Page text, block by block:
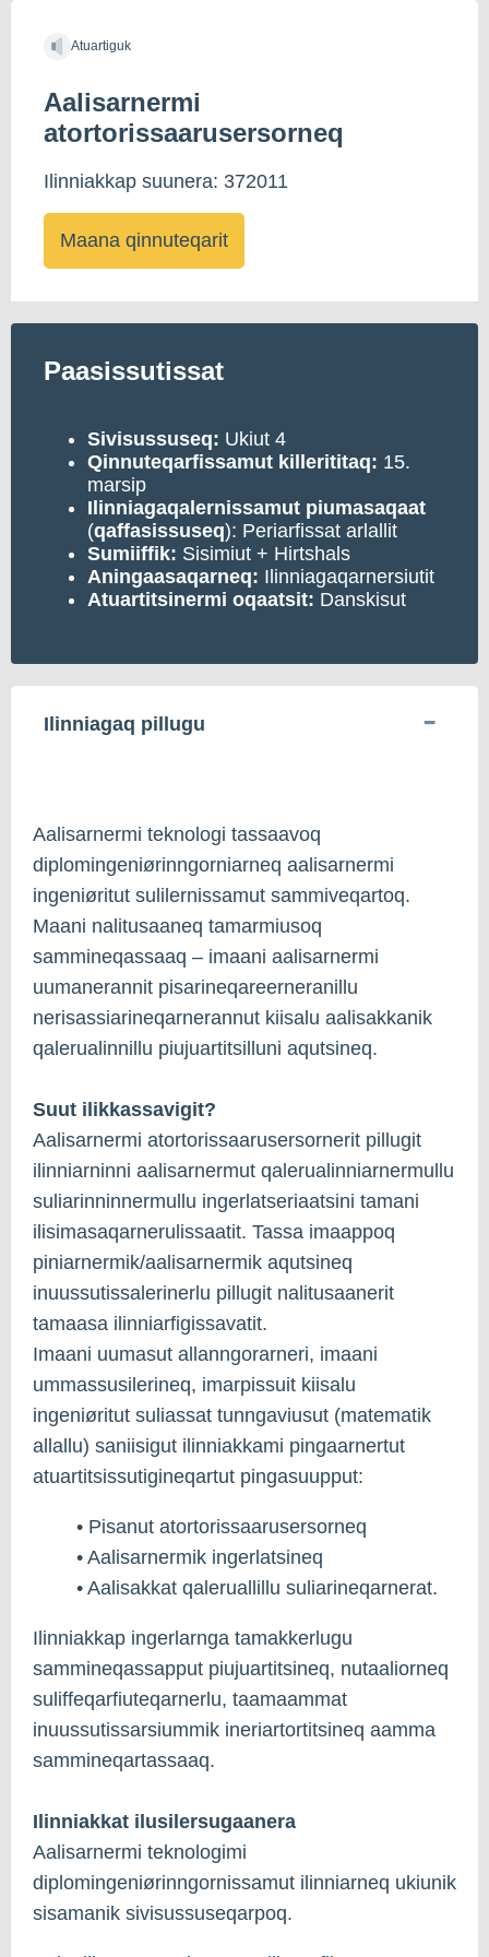
Atuartiguk
Aalisarnermi
atortorissaarusersorneq
Ilinniakkap suunera: 372011
Maana qinnuteqarit
Paasissutissat
Sivisussuseq: Ukiut 4
Qinnuteqarfissamut killerititaq: 15.
marsip
Ilinniagaqalernissamut piumasaqaat
(qaffasissuseq): Periarfissat arlallit
Sumiiffik: Sisimiut + Hirtshals
Aningaasaqarneq: Ilinniagaqarnersiutit
Atuartitsinermi oqaatsit: Danskisut
Ilinniagaq pillugu
Aalisarnermi teknologi tassaavoq
diplomingeniørinngorniarneq aalisarnermi
ingeniøritut sulilernissamut sammiveqartoq.
Maani nalitusaaneq tamarmiusoq
sammineqassaaq – imaani aalisarnermi
uumanerannit pisarineqareerneranillu
nerisassiarineqarnerannut kiisalu aalisakkanik
qalerualinnillu piujuartitsilluni aqutsineq.
Suut ilikkassavigit?
Aalisarnermi atortorissaarusersornerit pillugit
ilinniarninni aalisarnermut qalerualinniarnermullu
suliarinninnermullu ingerlatseriaatsini tamani
ilisimasaqarnerulissaatit. Tassa imaappoq
piniarnermik/aalisarnermik aqutsineq
inuussutissalerinerlu pillugit nalitusaanerit
tamaasa ilinniarfigissavatit.
Imaani uumasut allanngorarneri, imaani
ummassusilerineq, imarpissuit kiisalu
ingeniøritut suliassat tunngaviusut (matematik
allallu) saniisigut ilinniakkami pingaarnertut
atuartitsissutigineqartut pingasuupput:
• Pisanut atortorissaarusersorneq
• Aalisarnermik ingerlatsineq
• Aalisakkat qaleruallillu suliarineqarnerat.
Ilinniakkap ingerlarnga tamakkerlugu
sammineqassapput piujuartitsineq, nutaaliorneq
suliffeqarfiuteqarnerlu, taamaammat
inuussutissarsiummik ineriartortitsineq aamma
sammineqartassaaq.
Ilinniakkat ilusilersugaanera
Aalisarnermi teknologimi
diplomingeniørinngornissamut ilinniarneq ukiunik
sisamanik sivisussuseqarpoq.